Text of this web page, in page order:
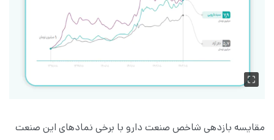
مقایسه بازدهی شاخص صنعت دارو با برخی نمادهای این صنعت